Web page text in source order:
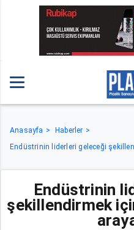
Anasayfa
Haberler
Endüstrinin liderleri geleceği
Endüstrinin
şekillendirmek